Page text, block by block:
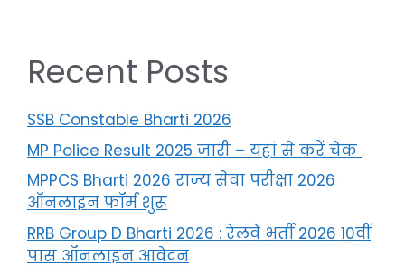
Recent Posts
SSB Constable Bharti 2026
MP Police Result 2025 जारी – यहां से करें चेक
MPPCS Bharti 2026 राज्य सेवा परीक्षा 2026
ऑनलाइन फॉर्म शुरू
RRB Group D Bharti 2026 : रेलवे भर्ती 2026 10वीं
पास ऑनलाइन आवेदन